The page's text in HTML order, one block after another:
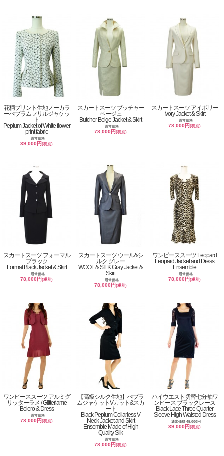
花柄プリント生地ノーカラ
ーぺプラムフリルジャケッ
ト
Peplum Jacket of White flower
print fabric
通常価格
39,000円(税別)
スカートスーツ ブッチャー
ベージュ
Butcher Beige Jacket & Skirt
通常価格
78,000円(税別)
スカートスーツ アイボリー
Ivory Jacket & Skirt
通常価格
78,000円(税別)
スカートスーツ フォーマル
ブラック
Formal Black Jacket & Skirt
通常価格
78,000円(税別)
スカートスーツ ウール&シ
ルク グレー
WOOL & SILK Gray Jacket &
Skirt
通常価格
78,000円(税別)
ワンピーススーツ Leopard
Leopard Jacket and Dress
Ensemble
通常価格
78,000円(税別)
ワンピーススーツ アルミグ
リッターラメ / Glitterlame
Bolero & Dress
通常価格
78,000円(税別)
【高級シルク生地】ぺプラ
ムジャケットVカット&スカ
ート
Black Peplum Collarless V
Neck Jacket and Skirt
Ensemble Made of High
Quality Silk
通常価格
78,000円(税別)
ハイウエスト切替七分袖ワ
ンピース ブラックレース
Black Lace Three Quarter
Sleeve High Waisted Dress
通常価格 45,000円
39,000円(税別)